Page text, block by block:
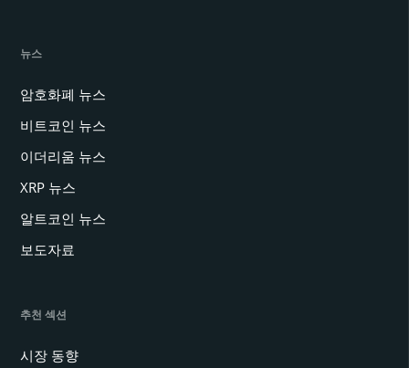
뉴스
암호화폐 뉴스
비트코인 뉴스
이더리움 뉴스
XRP 뉴스
알트코인 뉴스
보도자료
추천 섹션
시장 동향